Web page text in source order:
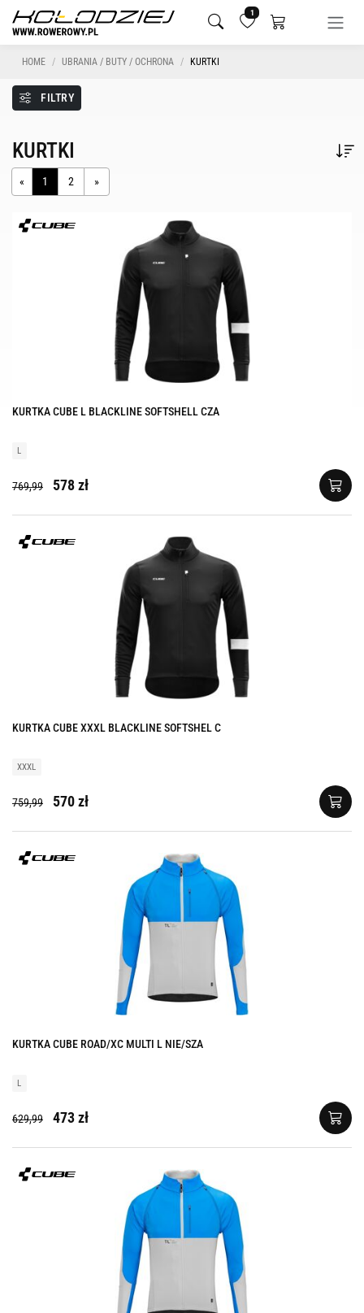
1
HOME UBRANIA / BUTY / OCHRONA KURTKI
FILTRY
KURTKI
« 1 2 »
KURTKA CUBE L BLACKLINE SOFTSHELL CZA
L
769,99 578 zł
KURTKA CUBE XXXL BLACKLINE SOFTSHEL C
XXXL
759,99 570 zł
KURTKA CUBE ROAD/XC MULTI L NIE/SZA
L
629,99 473 zł